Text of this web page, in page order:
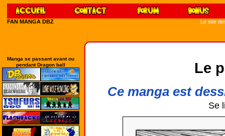
FAN MANGA DBZ Le site
Manga se passant avant ou
pendant Dragon ball
Le
Ce manga est
Se